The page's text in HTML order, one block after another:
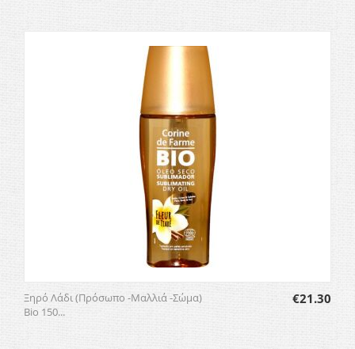
Ξηρό Λάδι (Πρόσωπο -Μαλλιά -Σώμα)
Βio 150...
€21.30